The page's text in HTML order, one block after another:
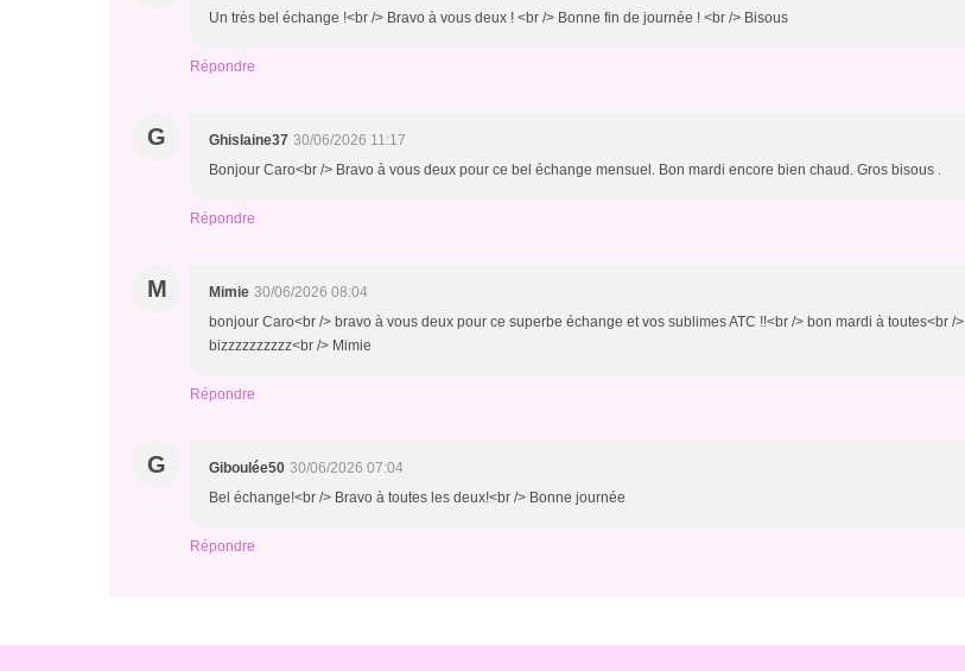
Un très bel échange !<br /> Bravo à vous deux ! <br /> Bonne fin de journée ! <br /> Bisous
Répondre
G Ghislaine37 30/06/2026 11:17
Bonjour Caro<br /> Bravo à vous deux pour ce bel échange mensuel. Bon mardi encore bien chaud. Gros bisous .
Répondre
M Mimie 30/06/2026 08:04
bonjour Caro<br /> bravo à vous deux pour ce superbe échange et vos sublimes ATC !!<br /> bon mardi à toutes<br />
bizzzzzzzzzz<br /> Mimie
Répondre
G Giboulée50 30/06/2026 07:04
Bel échange!<br /> Bravo à toutes les deux!<br /> Bonne journée
Répondre